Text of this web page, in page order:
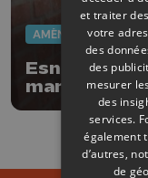
AMÉNAGEMENT DU TERRITOIRE
Esneux: les
marquent
inondations
et traiter
votre
des
des
mesurer
des
services.
également
d’autres,
de